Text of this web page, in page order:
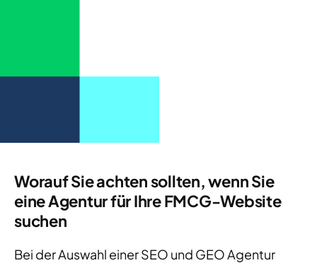
Worauf Sie achten sollten, wenn Sie
eine Agentur für Ihre FMCG-Website
suchen
Bei der Auswahl einer SEO und GEO Agentur